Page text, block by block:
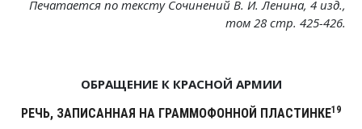
Печатается по тексту Сочинений В. И. Ленина, 4 изд.,
том 28 стр. 425-426.
ОБРАЩЕНИЕ К КРАСНОЙ АРМИИ
РЕЧЬ, ЗАПИСАННАЯ НА ГРАММОФОННОЙ ПЛАСТИНКЕ19